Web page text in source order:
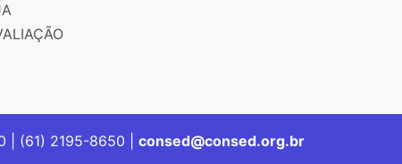
| (61) 2195-8650 | consed@consed.org.br